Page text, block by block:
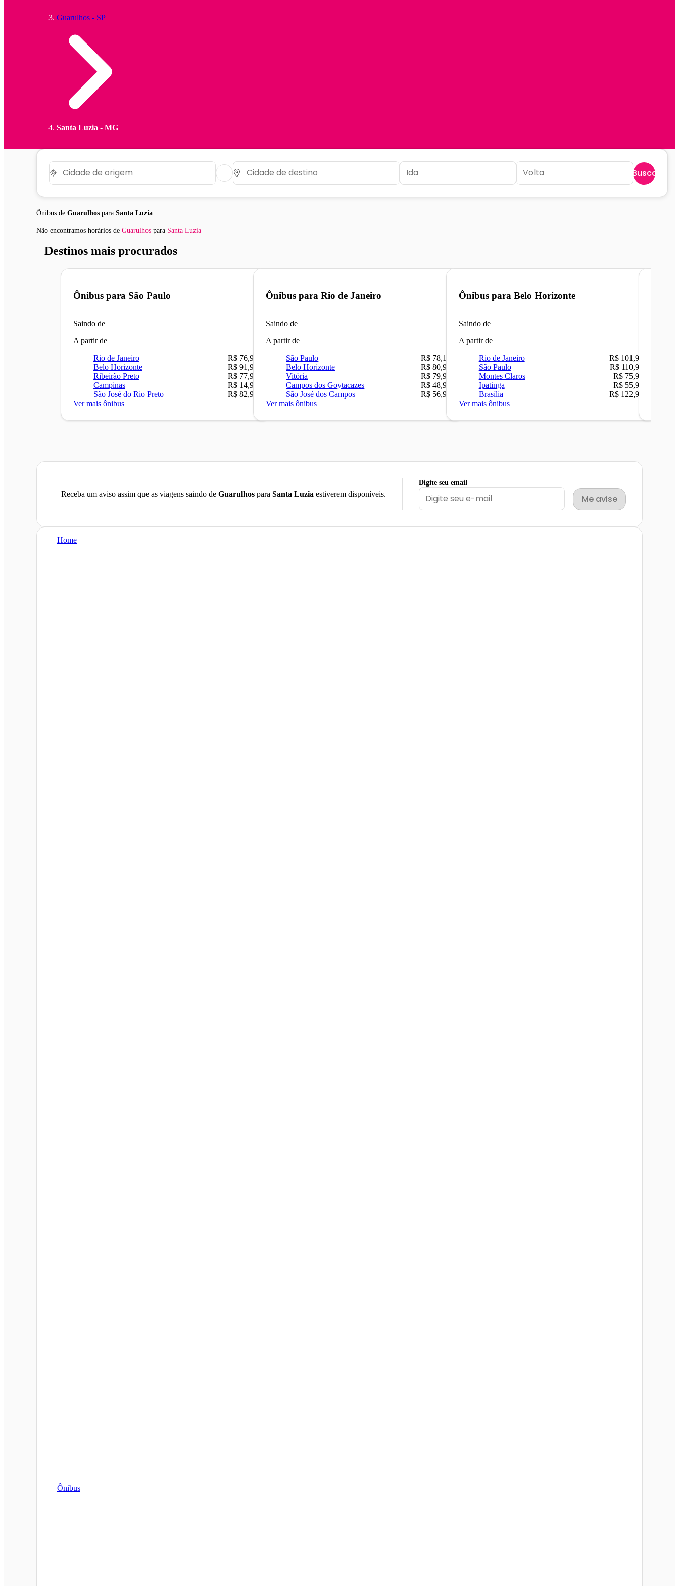
Guarulhos - SP
Santa Luzia - MG
Buscar
Ônibus de Guarulhos para Santa Luzia
Não encontramos horários de Guarulhos para Santa Luzia
Destinos mais procurados
Ônibus para São Paulo
Saindo de
A partir de
Rio de Janeiro
R$ 76,90
Belo Horizonte
R$ 91,90
Ribeirão Preto
R$ 77,90
Campinas
R$ 14,90
São José do Rio Preto
R$ 82,90
Ver mais ônibus
Ônibus paraRio de Janeiro
Saindo de
A partir de
São Paulo
R$ 78,16
Belo Horizonte
R$ 80,90
Vitória
R$ 79,90
Campos dos Goytacazes
R$ 48,90
São José dos Campos
R$ 56,90
Ver mais ônibus
Ônibus para Belo Horizonte
Saindo de
A partir de
Rio de Janeiro
R$ 101,90
São Paulo
R$ 110,90
Montes Claros
R$ 75,90
Ipatinga
R$ 55,90
Brasília
R$ 122,90
Ver mais ônibus
Receba um aviso assim que as viagens saindo de Guarulhos para Santa Luzia estiverem disponíveis.
Digite seu email
Me avise
Home
Ônibus